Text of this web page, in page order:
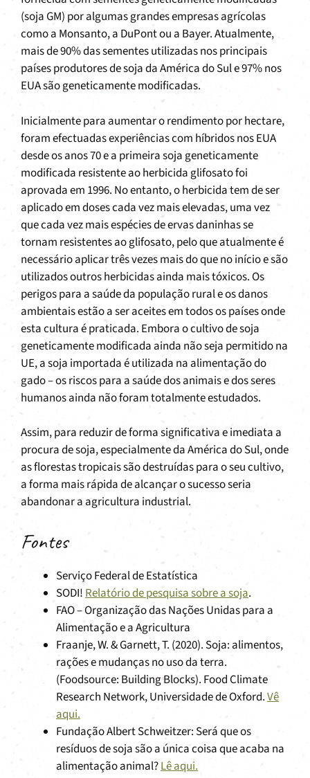
(soja GM) por algumas grandes empresas agrícolas
como a Monsanto, a DuPont ou a Bayer. Atualmente,
mais de 90% das sementes utilizadas nos principais
países produtores de soja da América do Sul e 97% nos
EUA são geneticamente modificadas.
Inicialmente para aumentar o rendimento por hectare,
foram efectuadas experiências com híbridos nos EUA
desde os anos 70 e a primeira soja geneticamente
modificada resistente ao herbicida glifosato foi
aprovada em 1996. No entanto, o herbicida tem de ser
aplicado em doses cada vez mais elevadas, uma vez
que cada vez mais espécies de ervas daninhas se
tornam resistentes ao glifosato, pelo que atualmente é
necessário aplicar três vezes mais do que no início e são
utilizados outros herbicidas ainda mais tóxicos. Os
perigos para a saúde da população rural e os danos
ambientais estão a ser aceites em todos os países onde
esta cultura é praticada. Embora o cultivo de soja
geneticamente modificada ainda não seja permitido na
UE, a soja importada é utilizada na alimentação do
gado – os riscos para a saúde dos animais e dos seres
humanos ainda não foram totalmente estudados.
Assim, para reduzir de forma significativa e imediata a
procura de soja, especialmente da América do Sul, onde
as florestas tropicais são destruídas para o seu cultivo,
a forma mais rápida de alcançar o sucesso seria
abandonar a agricultura industrial.
Fontes
Serviço Federal de Estatística
SODI! Relatório de pesquisa sobre a soja.
FAO – Organização das Nações Unidas para a
Alimentação e a Agricultura
Fraanje, W. & Garnett, T. (2020). Soja: alimentos,
rações e mudanças no uso da terra.
(Foodsource: Building Blocks). Food Climate
Research Network, Universidade de Oxford.Vê
aqui.
Fundação Albert Schweitzer: Será que os
resíduos de soja são a única coisa que acaba na
alimentação animal?Lê aqui.